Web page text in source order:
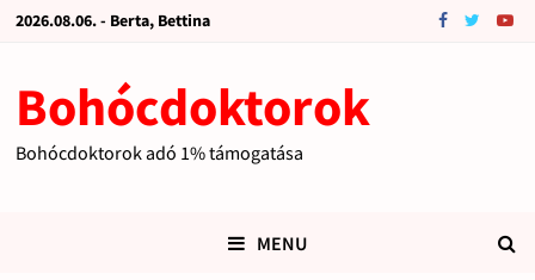
2026.08.06. - Berta, Bettina
Bohócdoktorok
Bohócdoktorok adó 1% támogatása
MENU